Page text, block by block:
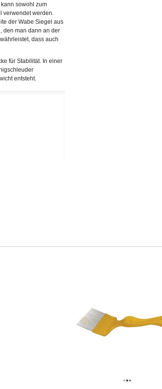
sowohl zum
verwendet werden.
der Wabe Siegel aus
den man dann an der
dass auch
für Stabilität. In einer
entsteht.